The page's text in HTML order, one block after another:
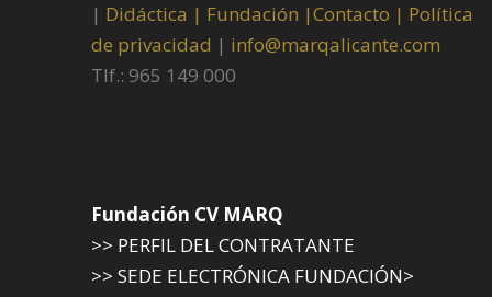
| Didáctica | Fundación |Contacto | Política
de privacidad | info@marqalicante.com
Tlf.: 965 149 000
Fundación CV MARQ
>> PERFIL DEL CONTRATANTE
>> SEDE ELECTRÓNICA FUNDACIÓN>